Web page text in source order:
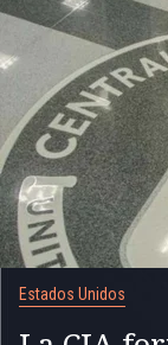
Estados Unidos